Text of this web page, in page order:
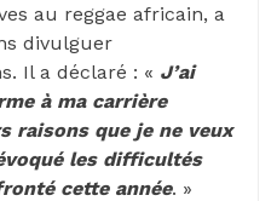
au reggae africain, a
divulguer
Il a déclaré : « J’ai
à ma carrière
raisons que je ne veux
les difficultés
cette année. »